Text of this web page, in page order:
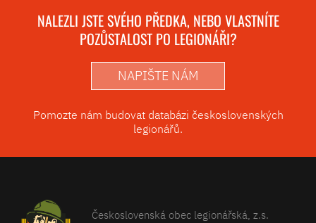
NALEZLI JSTE SVÉHO PŘEDKA, NEBO VLASTNÍTE
POZŮSTALOST PO LEGIONÁŘI?
NAPIŠTE NÁM
Pomozte nám budovat databázi československých
legionářů.
Československá obec legionářská, z.s.